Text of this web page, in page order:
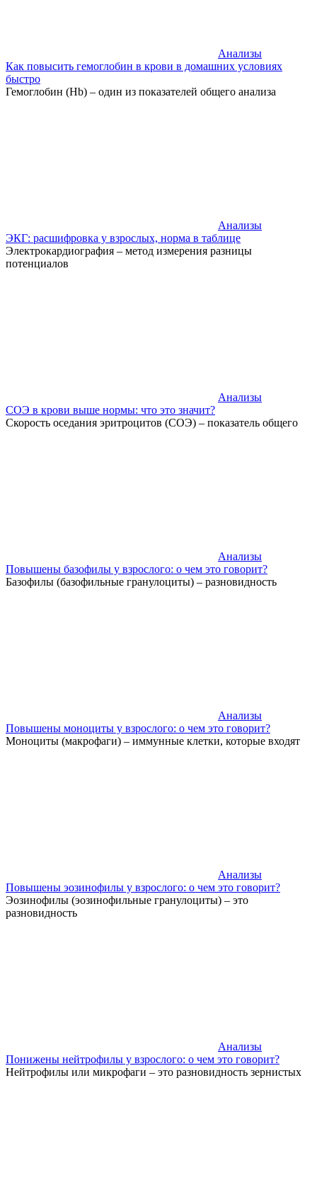
Анализы
Как повысить гемоглобин в крови в домашних условиях
быстро
Гемоглобин (Hb) – один из показателей общего анализа
Анализы
ЭКГ: расшифровка у взрослых, норма в таблице
Электрокардиография – метод измерения разницы
потенциалов
Анализы
СОЭ в крови выше нормы: что это значит?
Скорость оседания эритроцитов (СОЭ) – показатель общего
Анализы
Повышены базофилы у взрослого: о чем это говорит?
Базофилы (базофильные гранулоциты) – разновидность
Анализы
Повышены моноциты у взрослого: о чем это говорит?
Моноциты (макрофаги) – иммунные клетки, которые входят
Анализы
Повышены эозинофилы у взрослого: о чем это говорит?
Эозинофилы (эозинофильные гранулоциты) – это
разновидность
Анализы
Понижены нейтрофилы у взрослого: о чем это говорит?
Нейтрофилы или микрофаги – это разновидность зернистых